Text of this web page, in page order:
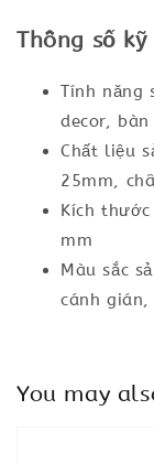
Thông số
Tính năng
decor, bàn
Chất liệu
25mm,
Kích
mm
Màu sắc
cánh
You may